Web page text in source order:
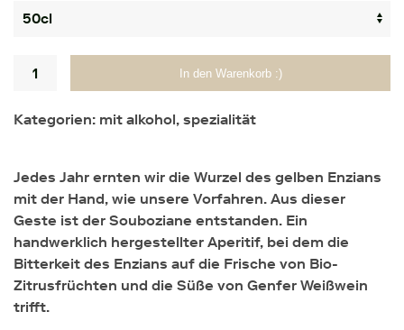
Menge In den Warenkorb :)
Kategorien: mit alkohol, spezialität
Jedes Jahr ernten wir die Wurzel des gelben Enzians
mit der Hand, wie unsere Vorfahren. Aus dieser
Geste ist der Souboziane entstanden. Ein
handwerklich hergestellter Aperitif, bei dem die
Bitterkeit des Enzians auf die Frische von Bio-
Zitrusfrüchten und die Süße von Genfer Weißwein
trifft.